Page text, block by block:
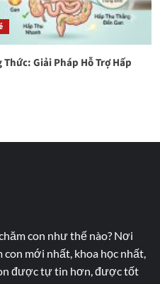
Thức: Giải Pháp Hỗ Trợ Hấp
con như thế nào? Nơi
mới nhất, khoa học nhất,
được tự tin hơn, được tốt